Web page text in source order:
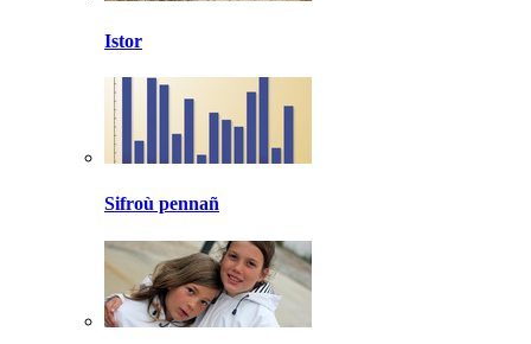
Istor
Sifroù pennañ